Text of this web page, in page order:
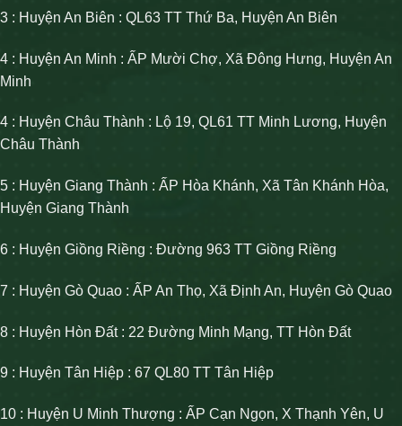
3 : Huyện An Biên : QL63 TT Thứ Ba, Huyện An Biên
4 : Huyện An Minh : ẤP Mười Chợ, Xã Đông Hưng, Huyện An
Minh
4 : Huyện Châu Thành : Lộ 19, QL61 TT Minh Lương, Huyện
Châu Thành
5 : Huyện Giang Thành : ẤP Hòa Khánh, Xã Tân Khánh Hòa,
Huyện Giang Thành
6 : Huyện Giồng Riềng : Đường 963 TT Giồng Riềng
7 : Huyện Gò Quao : ẤP An Thọ, Xã Định An, Huyện Gò Quao
8 : Huyện Hòn Đất : 22 Đường Minh Mạng, TT Hòn Đất
9 : Huyện Tân Hiệp : 67 QL80 TT Tân Hiệp
10 : Huyện U Minh Thượng : ẤP Cạn Ngọn, X Thạnh Yên, U